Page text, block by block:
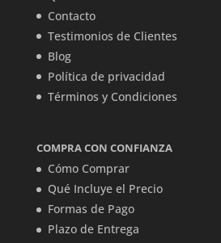
Contacto
Testimonios de Clientes
Blog
Política de privacidad
Términos y Condiciones
COMPRA CON CONFIANZA
Cómo Comprar
Qué Incluye el Precio
Formas de Pago
Plazo de Entrega